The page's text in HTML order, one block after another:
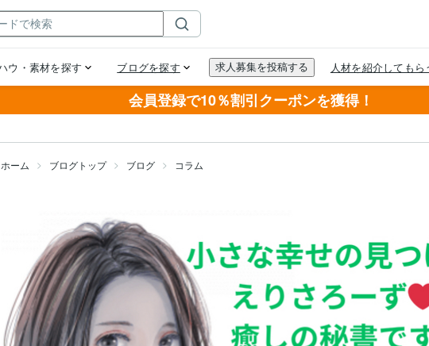
会員登録で10％割引クーポンを獲得！
ホーム ブログトップ ブログ コラム